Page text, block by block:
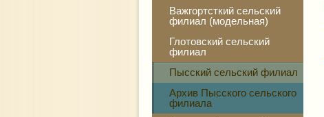
Важгортсткий сельский
филиал (модельная)
Глотовский сельский
филиал
Пысский сельский филиал
Архив Пысского сельского
филиала